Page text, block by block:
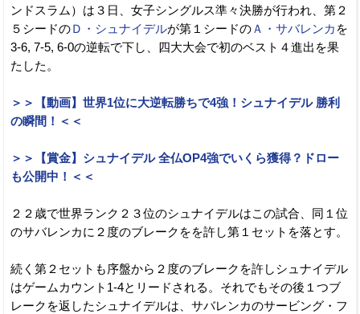
ンドスラム）は３日、女子シングルス準々決勝が行われ、第２
５シードのＤ・シュナイデルが第１シードのＡ・サバレンカ を
3-6, 7-5, 6-0の逆転で下し、四大大会で初のベスト４進出を果
たした。
＞＞【動画】世界1位に大逆転勝ちで4強！シュナイデル 勝利
の瞬間！＜＜
＞＞【賞金】シュナイデル 全仏OP4強でいくら獲得？ドロー
も公開中！＜＜
２２歳で世界ランク２３位のシュナイデルはこの試合、同１位
のサバレンカに２度のブレークをを許し第１セットを落とす。
続く第２セットも序盤から２度のブレークを許しシュナイデル
はゲームカウント1-4とリードされる。それでもその後１つブ
レークを返したシュナイデルは、サバレンカのサービング・フ